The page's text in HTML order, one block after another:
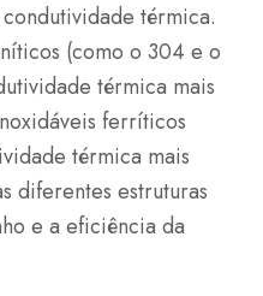
térmica.
(como o 304 e o
térmica mais
ferríticos
térmica mais
diferentes estruturas
e a eficiência da